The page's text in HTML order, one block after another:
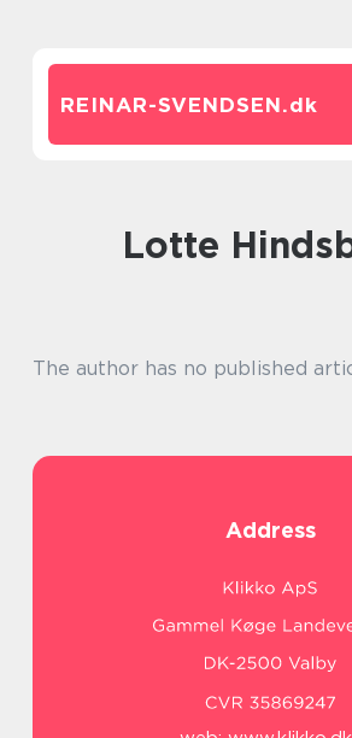
REINAR-SVENDSEN.dk
Lotte
The author has no published
Address